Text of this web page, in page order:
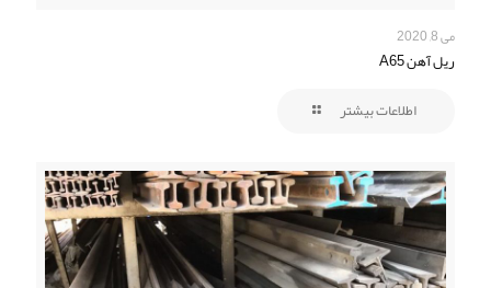
می 8, 2020
ریل آهن A65
اطلاعات بیشتر